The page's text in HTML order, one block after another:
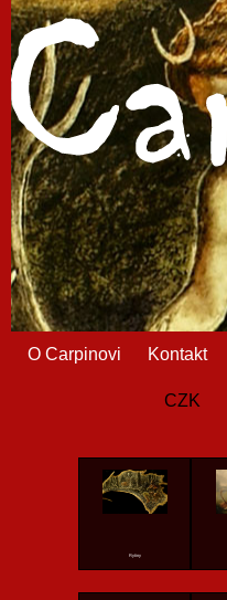
O Carpinovi Kontakt
CZK
Rytiny